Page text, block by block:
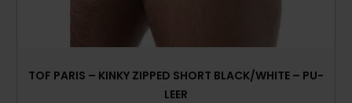
TOF PARIS – KINKY ZIPPED SHORT BLACK/WHITE – PU-
LEER